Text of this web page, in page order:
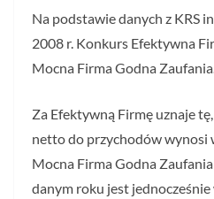
Na podstawie danych z KRS
2008 r. Konkurs Efektywna
Mocna Firma Godna
Za Efektywną Firmę uznaje
netto do przychodów wynosi
Mocna Firma Godna
danym roku jest